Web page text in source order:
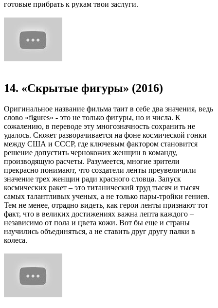
готовые прибрать к рукам твои заслуги.
14. «Скрытые фигуры» (2016)
Оригинальное название фильма таит в себе два значения, ведь
слово «figures» - это не только фигуры, но и числа. К
сожалению, в переводе эту многозначность сохранить не
удалось. Сюжет разворачивается на фоне космической гонки
между США и СССР, где ключевым фактором становится
решение допустить чернокожих женщин в команду,
производящую расчеты. Разумеется, многие зрители
прекрасно понимают, что создатели ленты преувеличили
значение трех женщин ради красного словца. Запуск
космических ракет – это титанический труд тысяч и тысяч
самых талантливых ученых, а не только пары-тройки гениев.
Тем не менее, отрадно видеть, как герои ленты признают тот
факт, что в великих достижениях важна лепта каждого –
независимо от пола и цвета кожи. Вот бы еще и страны
научились объединяться, а не ставить друг другу палки в
колеса.